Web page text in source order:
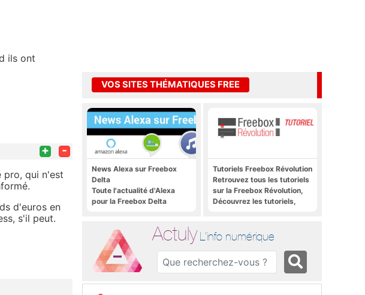
ils ont
+ -
pro, qui n'est
d'euros en
s'il peut.
VOS SITES THÉMATIQUES FREE
News Alexa sur Freebox
Delta
Toute l'actualité d'Alexa
pour la Freebox Delta
Tutoriels Freebox Révolution
Retrouvez tous les tutoriels
sur la Freebox Révolution,
Découvrez les tutoriels,
Freebox Server, Freebox
Actuly L'info numérique